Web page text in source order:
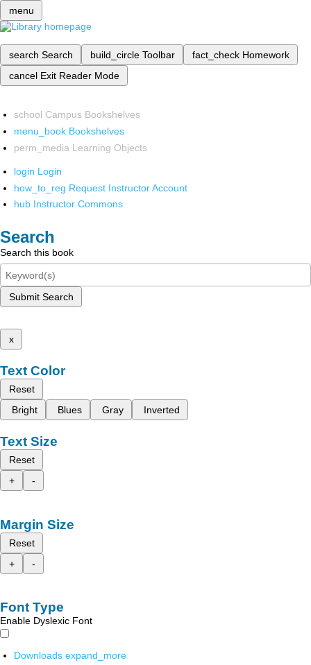
menu
search Search build_circle Toolbar fact_check Homework
cancel Exit Reader Mode
school Campus Bookshelves
menu_book Bookshelves
perm_media Learning Objects
login Login
how_to_reg Request Instructor Account
hub Instructor Commons
Search
Search this book
Submit Search
x
Text Color
Reset
Bright
Blues Gray Inverted
Text Size
Reset
+
-
Margin Size
Reset
+
-
Font Type
Enable Dyslexic Font
Downloads expand_more